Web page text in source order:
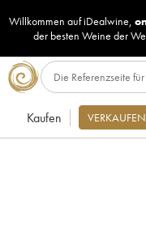
Willkommen auf iDealwine,
der besten Weine der
Kaufen VERKAUFEN